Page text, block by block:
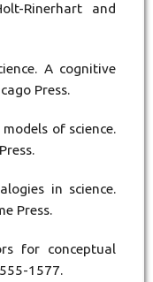
Rinerhart and
A cognitive
Press.
of science.
in science.
Press.
for conceptual
1577.